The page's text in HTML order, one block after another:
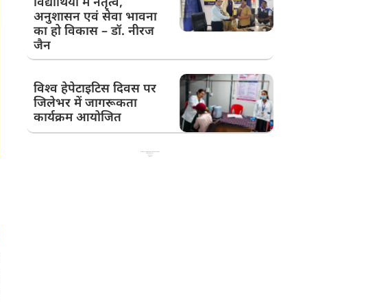
अनुशासन एवं सेवा भावना
का हो विकास – डॉ. नीरज
जैन
विश्व हेपेटाइटिस दिवस पर
जिलेभर में जागरूकता
कार्यक्रम आयोजित